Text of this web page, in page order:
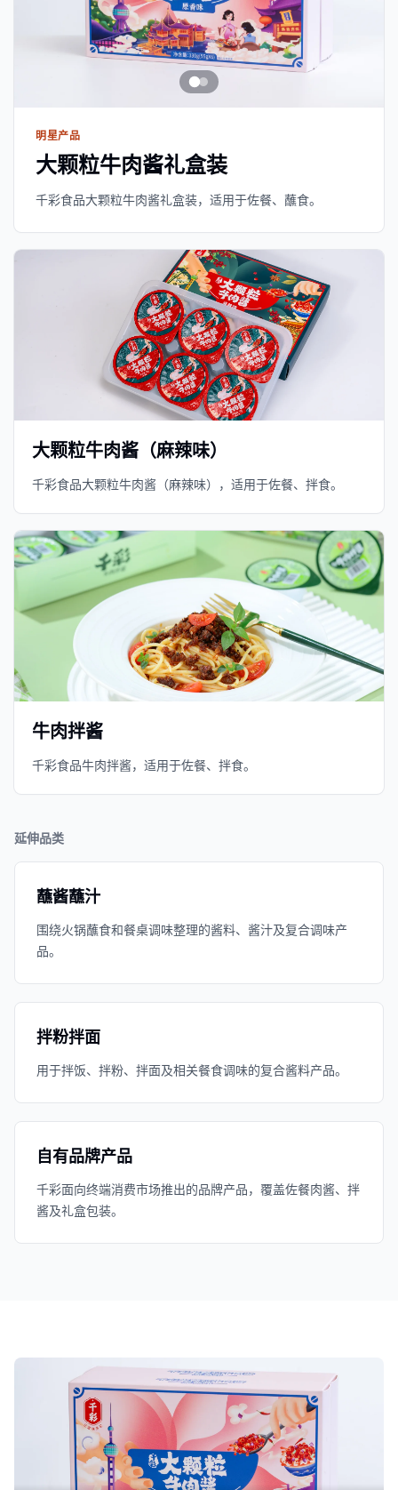
明星产品
大颗粒牛肉酱礼盒装
千彩食品大颗粒牛肉酱礼盒装，适用于佐餐、蘸食。
大颗粒牛肉酱（麻辣味）
千彩食品大颗粒牛肉酱（麻辣味），适用于佐餐、拌食。
牛肉拌酱
千彩食品牛肉拌酱，适用于佐餐、拌食。
延伸品类
蘸酱蘸汁
围绕火锅蘸食和餐桌调味整理的酱料、酱汁及复合调味产
品。
拌粉拌面
用于拌饭、拌粉、拌面及相关餐食调味的复合酱料产品。
自有品牌产品
千彩面向终端消费市场推出的品牌产品，覆盖佐餐肉酱、拌
酱及礼盒包装。